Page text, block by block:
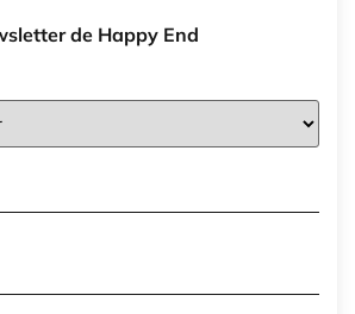
de Happy End